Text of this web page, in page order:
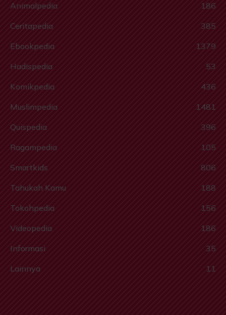
Animalpedia
186
Ceritapedia
385
Ebookpedia
1379
Hadispedia
53
Komikpedia
436
Muslimpedia
1481
Quispedia
396
Ragampedia
105
Smartkids
806
Tahukah Kamu
188
Tokohpedia
156
Videopedia
186
Informasi
35
Lainnya
11